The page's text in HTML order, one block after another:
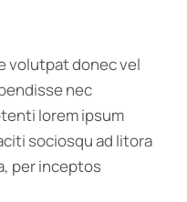
volutpat donec vel
nec
lorem ipsum
sociosqu ad litora
per inceptos